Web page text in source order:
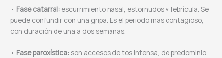
• Fase catarral: escurrimiento nasal, estornudos y febrícula. Se
puede confundir con una gripa. Es el periodo más contagioso,
con duración de una a dos semanas.
• Fase paroxística: son accesos de tos intensa, de predominio